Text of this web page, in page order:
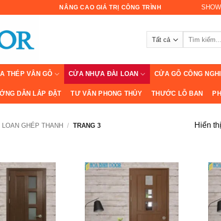
NÂNG CAO GIÁ TRỊ CÔNG TRÌNH
THÉP VÂN GỖ CỬA NHỰA ĐÀI LOAN CỬA GỖ CÔNG
DẪN LẮP ĐẶT TƯ VẤN PHONG THỦY THƯỚC LỖ BAN
GHÉP THANH / TRANG 3 Hiển